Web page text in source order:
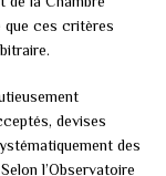
que ces critères
devises
des
l’Observatoire